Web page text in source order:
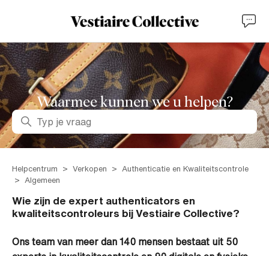
Waarmee kunnen we u helpen?
Zoeken
Helpcentrum Verkopen
Authenticatie en Kwaliteitscontrole
Algemeen
Wie zijn de expert authenticators en
kwaliteitscontroleurs bij Vestiaire Collective?
Ons team van meer dan 140 mensen bestaat uit 50